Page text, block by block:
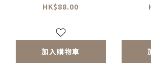
HK$88.00
加入購物車